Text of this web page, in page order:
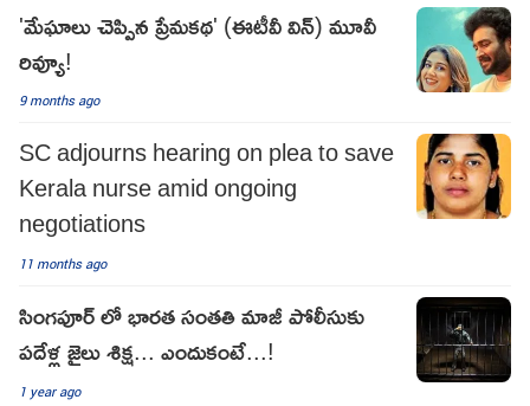
'మేఘాలు చెప్పిన ప్రేమకథ' (ఈటీవీ విన్) మూవీ
రివ్యూ!
9 months ago
SC adjourns hearing on plea to save
Kerala nurse amid ongoing
negotiations
11 months ago
సింగపూర్ లో భారత సంతతి మాజీ పోలీసుకు
పదేళ్ల జైలు శిక్ష... ఎందుకంటే...!
1 year ago